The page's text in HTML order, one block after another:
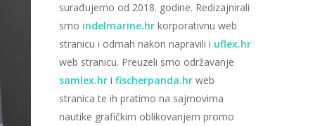
surađujemo od 2018. godine. Redizajnirali
smo indelmarine.hr korporativnu web
stranicu i odmah nakon napravili i uflex.hr
web stranicu. Preuzeli smo održavanje
samlex.hr ifischerpanda.hr web
stranica te ih pratimo na sajmovima
nautike grafičkim oblikovanjem promo